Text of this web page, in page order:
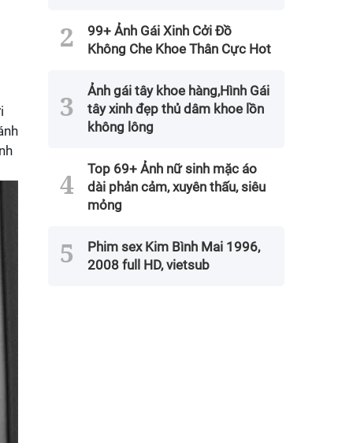
99+ Ảnh Gái Xinh Cởi Đồ
Không Che Khoe Thân Cực Hot
Ảnh gái tây khoe hàng,Hình Gái
tây xinh đẹp thủ dâm khoe lồn
không lông
Top 69+ Ảnh nữ sinh mặc áo
dài phản cảm, xuyên thấu, siêu
mỏng
Phim sex Kim Bình Mai 1996,
2008 full HD, vietsub